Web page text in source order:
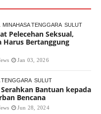
MINAHASA TENGGARA SULUT
Pelecehan Seksual,
Harus Bertanggung
Jan 03, 2026
TENGGARA SULUT
Bantuan kepada
Bencana
Jun 28, 2024